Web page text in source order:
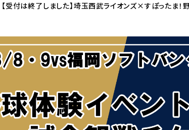
【受付は終了しました】埼玉西武ライオンズ×すぽったま